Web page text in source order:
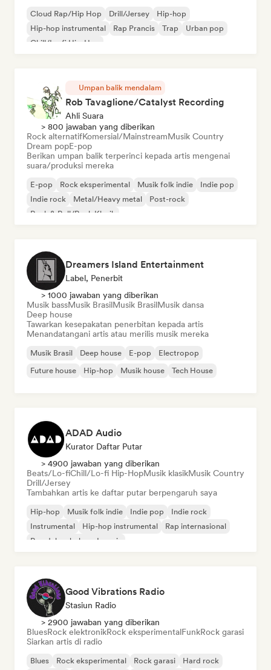
Cloud Rap/Hip Hop Drill/Jersey
Hip-hop
Hip-hop instrumental
Rap Prancis Trap
Urban pop
Chill/Lo-fi Hip-Hop
Umpan balik mendalam
Rob Tavaglione/Catalyst Recording
Ahli Suara
> 800 jawaban yang diberikan
Rock alternatifKomersial/MainstreamMusik Country
Dream popE-pop
Berikan umpan balik terperinci kepada artis mengenai
suara/produksi mereka
E-pop Rock eksperimental Musik folk indie
Indie pop
Indie rock
Metal/Heavy metal
Post-rock
Rock & Roll/Rock Klasik
Dreamers Island Entertainment
Label, Penerbit
> 1000 jawaban yang diberikan
Musik bassMusik BrasilMusik BrasilMusik dansa
Deep house
Tawarkan kesepakatan penerbitan kepada artis
Menandatangani artis atau merilis musik mereka
Musik Brasil Deep house E-pop
Electropop
Future house
Hip-hop Musik house Tech House
ADAD Audio
Kurator Daftar Putar
> 4900 jawaban yang diberikan
Beats/Lo-fiChill/Lo-fi Hip-HopMusik klasikMusik Country
Drill/Jersey
Tambahkan artis ke daftar putar berpengaruh saya
Hip-hop Musik folk indie Indie pop
Indie rock
Instrumental
Hip-hop instrumental
Rap internasional
Rap dalam bahasa Inggris
Good Vibrations Radio
Stasiun Radio
> 2900 jawaban yang diberikan
BluesRock elektronikRock eksperimentalFunkRock garasi
Siarkan artis di radio
Blues Rock eksperimental Rock garasi
Hard rock